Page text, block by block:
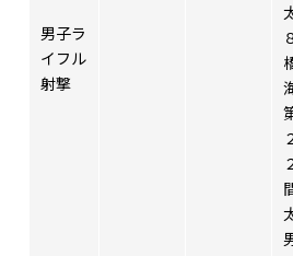
男子ラ
イフル
射撃